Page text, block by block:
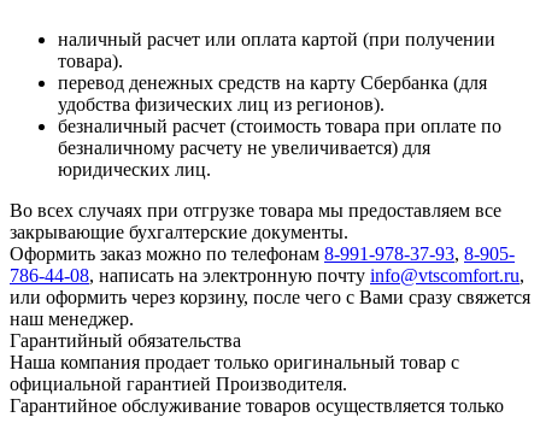
наличный расчет или оплата картой (при получении
товара).
перевод денежных средств на карту Сбербанка (для
удобства физических лиц из регионов).
безналичный расчет (стоимость товара при оплате по
безналичному расчету не увеличивается) для
юридических лиц.
Во всех случаях при отгрузке товара мы предоставляем все
закрывающие бухгалтерские документы.
Оформить заказ можно по телефонам 8-991-978-37-93, 8-905-
786-44-08, написать на электронную почту info@vtscomfort.ru,
или оформить через корзину, после чего с Вами сразу свяжется
наш менеджер.
Гарантийный обязательства
Наша компания продает только оригинальный товар с
официальной гарантией Производителя.
Гарантийное обслуживание товаров осуществляется только